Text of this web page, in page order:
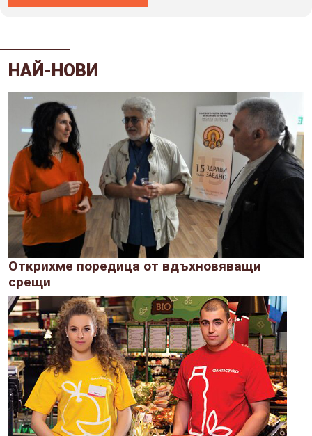
НАЙ-НОВИ
Открихме поредица от вдъхновяващи
срещи